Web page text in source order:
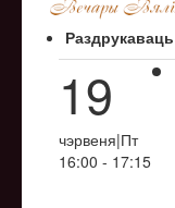
Раздрукаваць
19
чэрвеня|Пт
16:00 - 17:15